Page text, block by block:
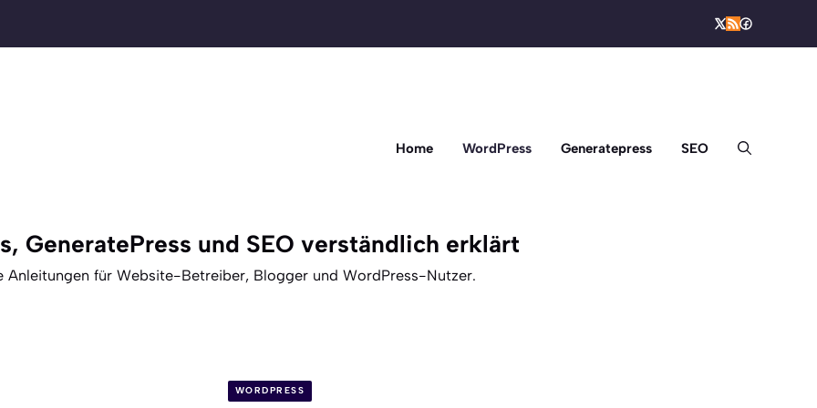
Home WordPress Generatepress SEO
GeneratePress und SEO verständlich erklärt
Anleitungen für Website-Betreiber, Blogger und WordPress-Nutzer.
WORDPRESS